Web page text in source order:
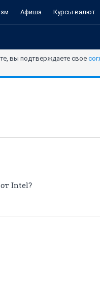
Афиша Курсы валют
вы подтверждаете свое
Intel?